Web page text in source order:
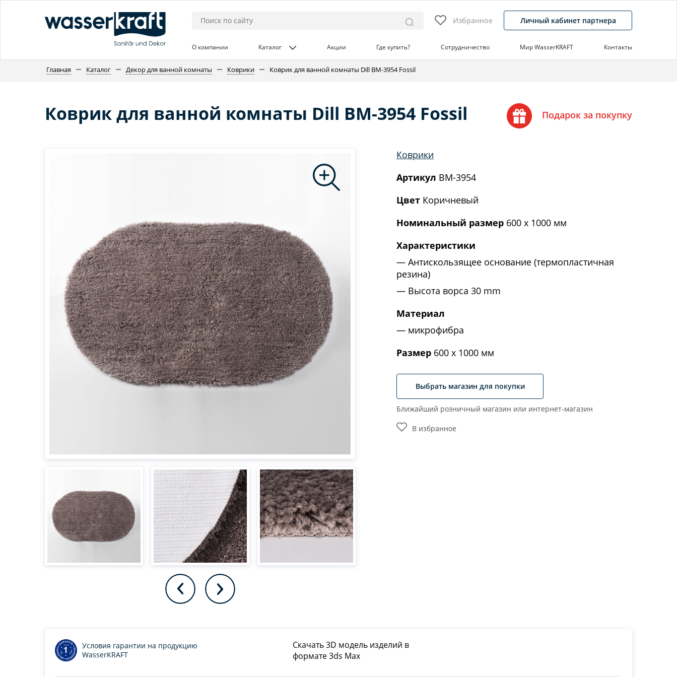
Избранное Личный кабинет партнера
О компании Каталог Акции Где купить? Сотрудничество Мир WasserKRAFT Контакты
Главная Каталог Декор для ванной комнаты Коврики Коврик для ванной комнаты Dill BM-3954 Fossil
Коврик для ванной комнаты Dill BM-3954 Fossil Подарок за покупку
Коврики
Артикул BM-3954
Цвет Коричневый
Номинальный размер 600 х 1000 мм
Характеристики
Антискользящее основание (термопластичная
резина)
Высота ворса 30 mm
Материал
микрофибра
Размер 600 х 1000 мм
Выбрать магазин для покупки
Ближайший розничный магазин или интернет-магазин
В избранное
Скачать 3D модель изделий в
формате 3ds Max
Условия гарантии на продукцию
WasserKRAFT